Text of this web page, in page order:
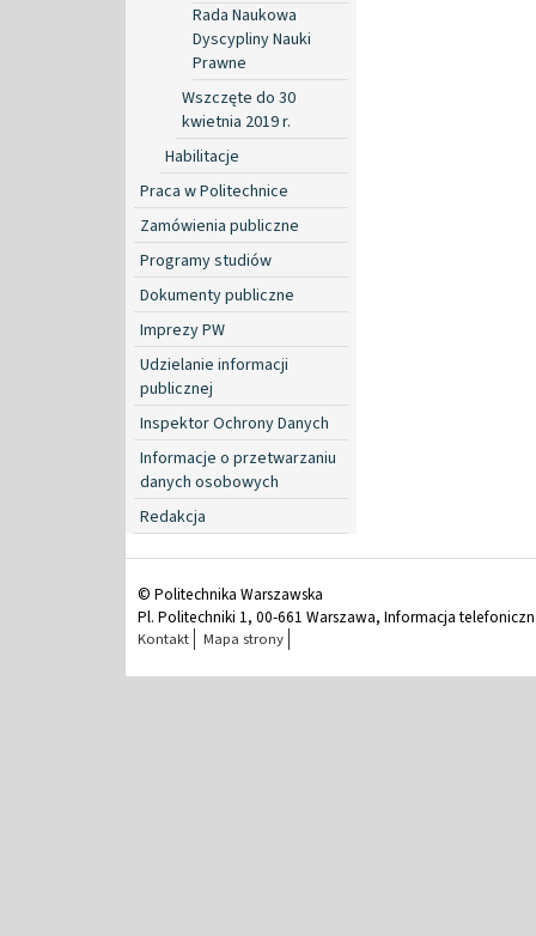
Rada Naukowa
Dyscypliny Nauki
Prawne
Wszczęte do 30
kwietnia 2019 r.
Habilitacje
Praca w Politechnice
Zamówienia publiczne
Programy studiów
Dokumenty publiczne
Imprezy PW
Udzielanie informacji
publicznej
Inspektor Ochrony Danych
Informacje o przetwarzaniu
danych osobowych
Redakcja
© Politechnika Warszawska
Pl. Politechniki 1, 00-661 Warszawa, Informacja
Kontakt Mapa strony